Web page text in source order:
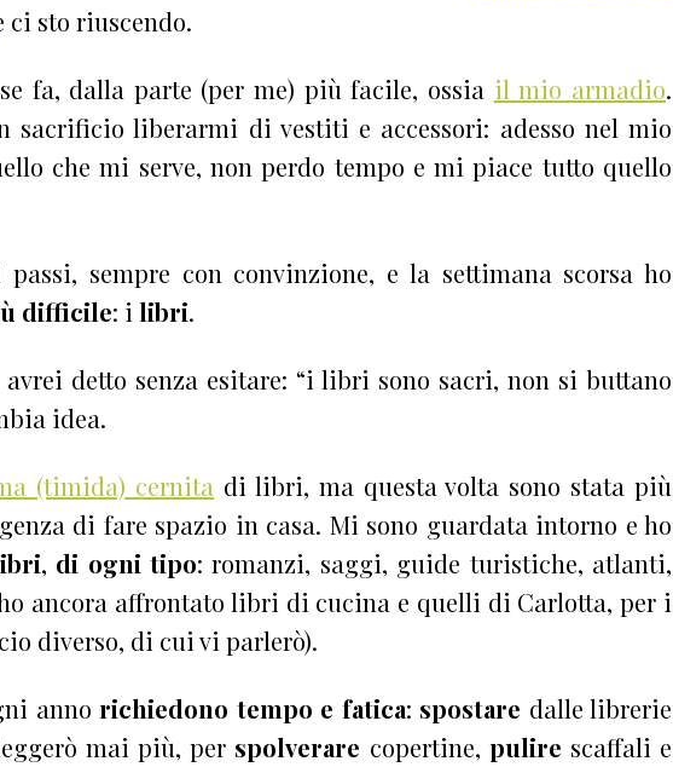
ci sto riuscendo.
fa, dalla parte (per me) più facile, ossia il mio armadio.
sacrificio liberarmi di vestiti e accessori: adesso nel mio
che mi serve, non perdo tempo e mi piace tutto quello
sempre con convinzione, e la settimana scorsa ho
difficile: i libri.
detto senza esitare: “i libri sono sacri, non si buttano
idea.
(timida) cernita di libri, ma questa volta sono stata più
di fare spazio in casa. Mi sono guardata intorno e ho
, di ogni tipo: romanzi, saggi, guide turistiche, atlanti,
ancora affrontato libri di cucina e quelli di Carlotta, per i
diverso, di cui vi parlerò).
anno richiedono tempo e fatica: spostare dalle librerie
mai più, per spolverare copertine, pulire scaffali e